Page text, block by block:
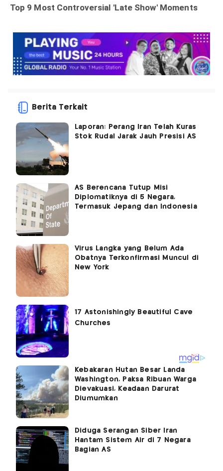
Berita Terkait
Laporan: Perang Iran Telah Kuras
Stok Rudal Jarak Jauh Presisi AS
AS Berencana Tutup Misi
Diplomatiknya di 5 Negara,
Termasuk Jepang dan Indonesia
Virus Langka yang Belum Ada
Obatnya Terkonfirmasi Muncul di
New York
Kebakaran Hutan Besar Landa
Washington, Paksa Ribuan Warga
Dievakuasi, Keadaan Darurat
Diumumkan
Diduga Serangan Siber Iran
Hantam Sistem Air di 7 Negara
Bagian AS